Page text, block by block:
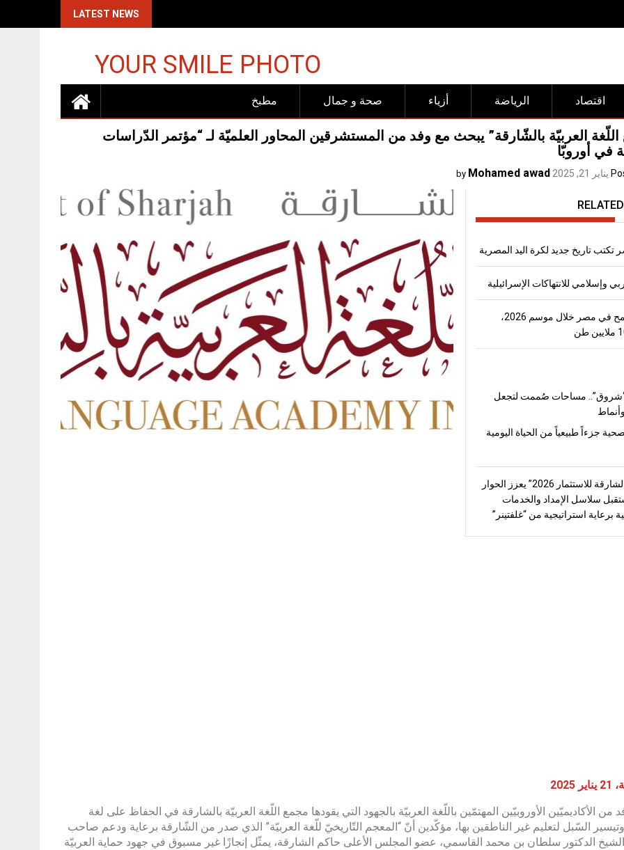
LATEST NEWS
YOUR SMILE PHOTO
مطبخ صحة و جمال أزياء الرياضة اقتصاد
العربيّة بالشّارقة” يبحث مع وفد من المستشرقين المحاور العلميّة لـ “مؤتمر الدّراسات
في أوروبّا
يناير 21, 2025 by
Mohamed awad
تكتب تاريخ جديد لكرة اليد المصرية
وإسلامي للانتهاكات الإسرائيلية
إنتاج القمح في مصر خلال موسم 2026،
مساحات صُممت لتجعل
جزءاً طبيعياً من الحياة اليومية
“منتدى الشارقة للاستثمار 2026” يعزز الحوار
سلاسل الإمداد والخدمات
برعاية استراتيجية من “غلفتينر”
من الأكاديميّين الأوروبيّين المهتمّين باللّغة العربيّة بالجهود التي يقودها مجمع اللّغة العربيّة بالشارقة في الحفاظ على لغة
وتيسير السّبل لتعليم غير الناطقين بها، مؤكّدين أنّ “المعجم التّاريخيّ للّغة العربيّة” الذي صدر من الشّارقة برعاية ودعم صاحب
الدكتور سلطان بن محمد القاسمي، عضو المجلس الأعلى حاكم الشارقة، يمثّل إنجازًا غير مسبوق في جهود حماية العربيّة